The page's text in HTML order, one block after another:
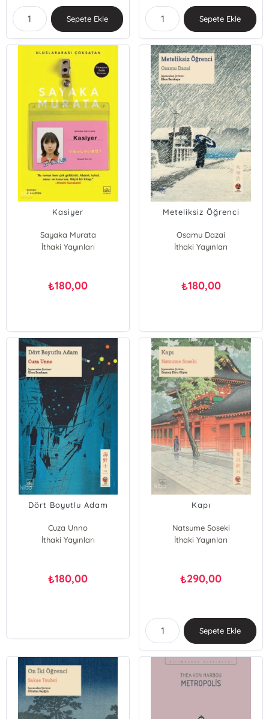
Sepete Ekle Sepete Ekle
Kasiyer
Sayaka Murata
İthaki Yayınları
₺180,00
Meteliksiz Öğrenci
Osamu Dazai
İthaki Yayınları
₺180,00
Dört Boyutlu Adam
Cuza Unno
İthaki Yayınları
₺180,00
Kapı
Natsume Soseki
İthaki Yayınları
₺290,00
Sepete Ekle